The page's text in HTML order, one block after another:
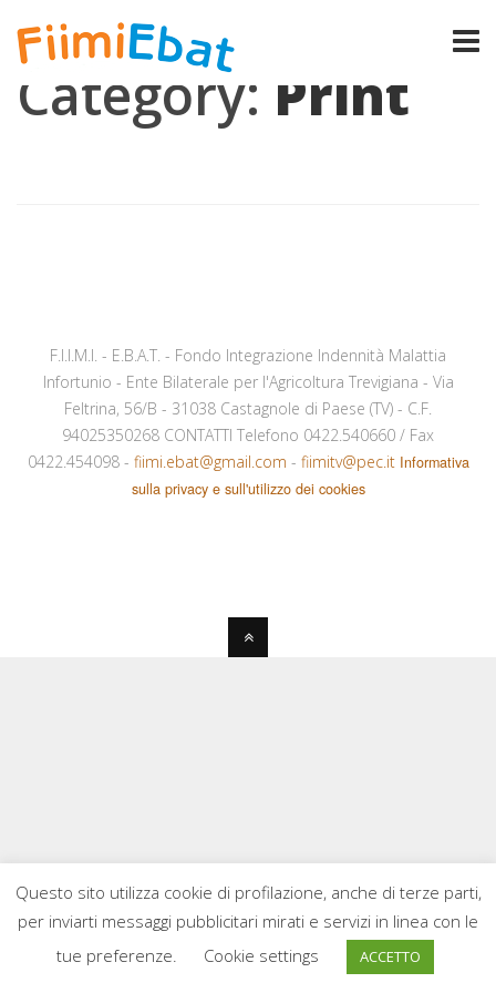
Category: Print
F.I.I.M.I. - E.B.A.T. - Fondo Integrazione Indennità Malattia
Infortunio - Ente Bilaterale per l'Agricoltura Trevigiana - Via
Feltrina, 56/B - 31038 Castagnole di Paese (TV) - C.F.
94025350268 CONTATTI Telefono 0422.540660 / Fax
0422.454098 - fiimi.ebat@gmail.com - fiimitv@pec.it Informativa
sulla privacy e sull'utilizzo dei cookies
Questo sito utilizza cookie di profilazione, anche di terze parti,
per inviarti messaggi pubblicitari mirati e servizi in linea con le
tue preferenze.
Cookie settings ACCETTO